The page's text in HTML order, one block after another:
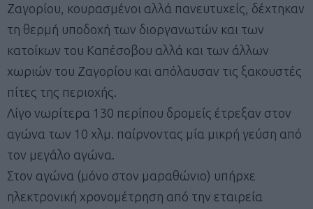
Ζαγορίου, κουρασμένοι αλλά πανευτυχείς, δέχτηκαν
τη θερμή υποδοχή των διοργανωτών και των
κατοίκων του Καπέσοβου αλλά και των άλλων
χωριών του Ζαγορίου και απόλαυσαν τις ξακουστές
πίτες της περιοχής.
Λίγο νωρίτερα 130 περίπου δρομείς έτρεξαν στον
αγώνα των 10 χλμ. παίρνοντας μία μικρή γεύση από
τον μεγάλο αγώνα.
Στον αγώνα (μόνο στον μαραθώνιο) υπήρχε
ηλεκτρονική χρονομέτρηση από την εταιρεία